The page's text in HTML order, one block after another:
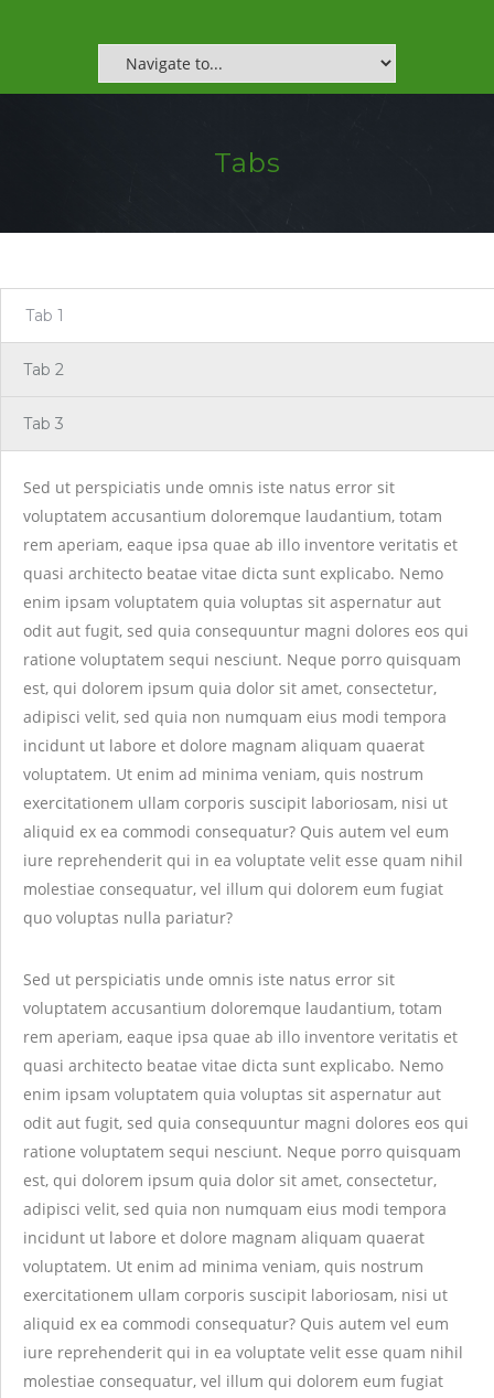
Tabs
Tab 1
Tab 2
Tab 3
Sed ut perspiciatis unde omnis iste natus error sit
voluptatem accusantium doloremque laudantium, totam
rem aperiam, eaque ipsa quae ab illo inventore veritatis et
quasi architecto beatae vitae dicta sunt explicabo. Nemo
enim ipsam voluptatem quia voluptas sit aspernatur aut
odit aut fugit, sed quia consequuntur magni dolores eos qui
ratione voluptatem sequi nesciunt. Neque porro quisquam
est, qui dolorem ipsum quia dolor sit amet, consectetur,
adipisci velit, sed quia non numquam eius modi tempora
incidunt ut labore et dolore magnam aliquam quaerat
voluptatem. Ut enim ad minima veniam, quis nostrum
exercitationem ullam corporis suscipit laboriosam, nisi ut
aliquid ex ea commodi consequatur? Quis autem vel eum
iure reprehenderit qui in ea voluptate velit esse quam nihil
molestiae consequatur, vel illum qui dolorem eum fugiat
quo voluptas nulla pariatur?
Sed ut perspiciatis unde omnis iste natus error sit
voluptatem accusantium doloremque laudantium, totam
rem aperiam, eaque ipsa quae ab illo inventore veritatis et
quasi architecto beatae vitae dicta sunt explicabo. Nemo
enim ipsam voluptatem quia voluptas sit aspernatur aut
odit aut fugit, sed quia consequuntur magni dolores eos qui
ratione voluptatem sequi nesciunt. Neque porro quisquam
est, qui dolorem ipsum quia dolor sit amet, consectetur,
adipisci velit, sed quia non numquam eius modi tempora
incidunt ut labore et dolore magnam aliquam quaerat
voluptatem. Ut enim ad minima veniam, quis nostrum
exercitationem ullam corporis suscipit laboriosam, nisi ut
aliquid ex ea commodi consequatur? Quis autem vel eum
iure reprehenderit qui in ea voluptate velit esse quam nihil
molestiae consequatur, vel illum qui dolorem eum fugiat